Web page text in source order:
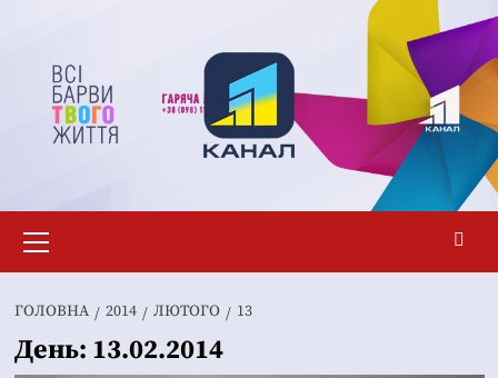
вмісту
меню
ГОЛОВНА 2014 ЛЮТОГО 13
День: 13.02.2014